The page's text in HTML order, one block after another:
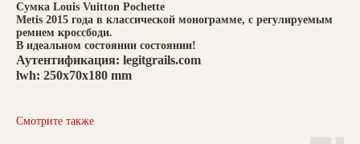
Сумка Louis Vuitton Pochette
Metis 2015 года в классической монограмме, с регулируемым
ремнем кроссбоди.
В идеальном состоянии состоянии!
Аутентификация: legitgrails.com
lwh: 250x70x180 mm
Смотрите также